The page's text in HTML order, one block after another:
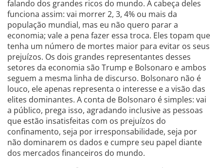
falando dos grandes ricos do mundo. A cabeça deles
funciona assim: vai morrer 2, 3, 4% ou mais da
população mundial, mas eu não quero parar a
economia; vale a pena fazer essa troca. Eles topam que
tenha um número de mortes maior para evitar os seus
prejuízos. Os dois grandes representantes desses
setores da economia são Trump e Bolsonaro e ambos
seguem a mesma linha de discurso. Bolsonaro não é
louco, ele apenas representa o interesse e a visão das
elites dominantes. A conta de Bolsonaro é simples: vai
a público, prega isso, agradando inclusive as pessoas
que estão insatisfeitas com os prejuízos do
confinamento, seja por irresponsabilidade, seja por
não dominarem os dados e cumpre seu papel diante
dos mercados financeiros do mundo.